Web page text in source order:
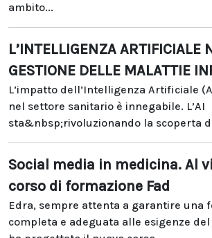
ambito...
L’INTELLIGENZA ARTIFICIALE
GESTIONE DELLE MALATTIE
L’impatto dell’Intelligenza Artificiale
nel settore sanitario è innegabile. L’AI
sta&nbsp;rivoluzionando la scoperta
Social media in medicina. Al
corso di formazione Fad
Edra, sempre attenta a garantire una
completa e adeguata alle esigenze